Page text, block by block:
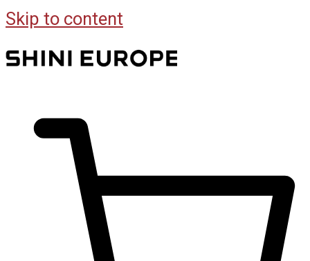
Skip to content